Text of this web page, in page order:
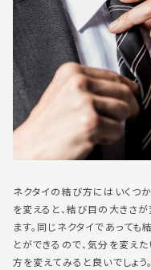
ネクタイの結び方にはいくつ
を変えると、結び目の大きさ
ます。同じネクタイであって
とができるので、気分を変え
方を変えてみると良いでしょ